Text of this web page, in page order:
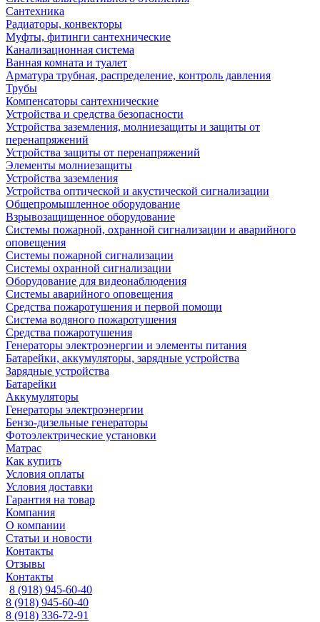
Сантехника
Радиаторы, конвекторы
Муфты, фитинги сантехнические
Канализационная система
Ванная комната и туалет
Арматура трубная, распределение, контроль давления
Трубы
Компенсаторы сантехнические
Устройства и средства безопасности
Устройства заземления, молниезащиты и защиты от
перенапряжений
Устройства защиты от перенапряжений
Элементы молниезащиты
Устройства заземления
Устройства оптической и акустической сигнализации
Общепромышленное оборудование
Взрывозащищенное оборудование
Системы пожарной, охранной сигнализации и аварийного
оповещения
Системы пожарной сигнализации
Системы охранной сигнализации
Оборудование для видеонаблюдения
Системы аварийного оповещения
Средства пожаротушения и первой помощи
Система водяного пожаротушения
Средства пожаротушения
Генераторы электроэнергии и элементы питания
Батарейки, аккумуляторы, зарядные устройства
Зарядные устройства
Батарейки
Аккумуляторы
Генераторы электроэнергии
Бензо-дизельные генераторы
Фотоэлектрические установки
Матрас
Как купить
Условия оплаты
Условия доставки
Гарантия на товар
Компания
О компании
Статьи и новости
Контакты
Отзывы
Контакты
8 (918) 945-60-40
8 (918) 945-60-40
8 (918) 336-72-91